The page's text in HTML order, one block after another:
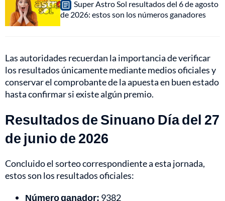
Super Astro Sol resultados del 6 de agosto
de 2026: estos son los números ganadores
Las autoridades recuerdan la importancia de verificar
los resultados únicamente mediante medios oficiales y
conservar el comprobante de la apuesta en buen estado
hasta confirmar si existe algún premio.
Resultados de Sinuano Día del 27
de junio de 2026
Concluido el sorteo correspondiente a esta jornada,
estos son los resultados oficiales:
Número ganador: 9382